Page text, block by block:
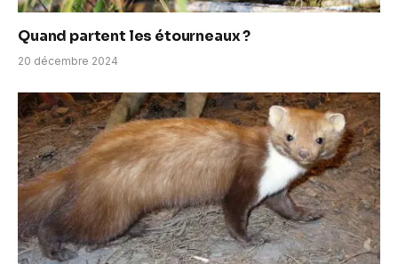
Quand partent les étourneaux ?
20 décembre 2024